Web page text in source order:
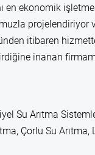
en ekonomik
projelendiriyor
itibaren
inanan
Su Arıtma
Çorlu Su